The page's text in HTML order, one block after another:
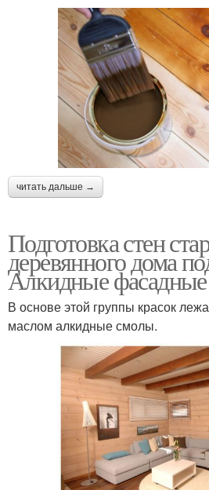
читать дальше →
Подготовка стен
деревянного дома
Алкидные фасадные
В основе этой группы красок
маслом алкидные смолы.